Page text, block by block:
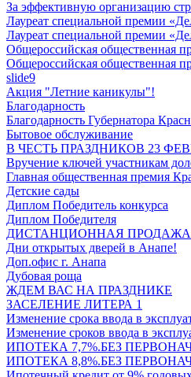
За эффективную организацию
Лауреат специальной премии
Лауреат специальной премии
Общероссийская общественная
Общероссийская общественная
slide9
Акция "Летние каникулы"!
Благодарность
Благодарность Губернатора
Бытовое обслуживание
В ЧЕСТЬ ПРАЗДНИКОВ 23
Вручение ключей участникам
Главная общественная премия
Детские сады
Диплом Победитель конкурса
Диплом Победителя
ДИСТАНЦИОННАЯ ПРОДАЖА
Дни открытых дверей в Анапе!
Доп.офис г. Анапа
Дубовая роща
ЖДЕМ ВАС НА ПРАЗДНИКЕ
ЗАСЕЛЕНИЕ ЛИТЕРА 1
Изменение срока ввода в
Изменение сроков ввода в
ИПОТЕКА 7,7%.БЕЗ
ИПОТЕКА 8,8%.БЕЗ